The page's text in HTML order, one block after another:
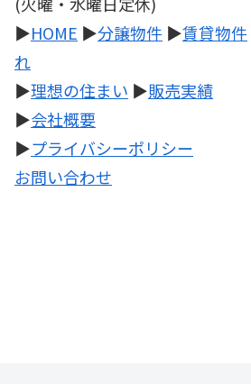
▶HOME ▶分譲物件 ▶賃貸物件
れ
▶理想の住まい ▶販売実績
▶会社概要
▶プライバシーポリシー
お問い合わせ